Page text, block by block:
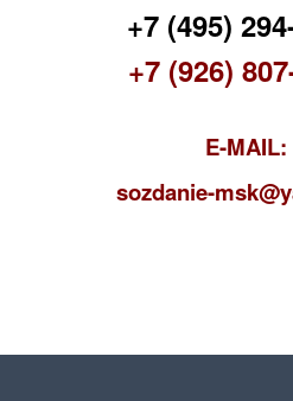
+7 (495)
+7 (926)
E-MAIL:
sozdanie-